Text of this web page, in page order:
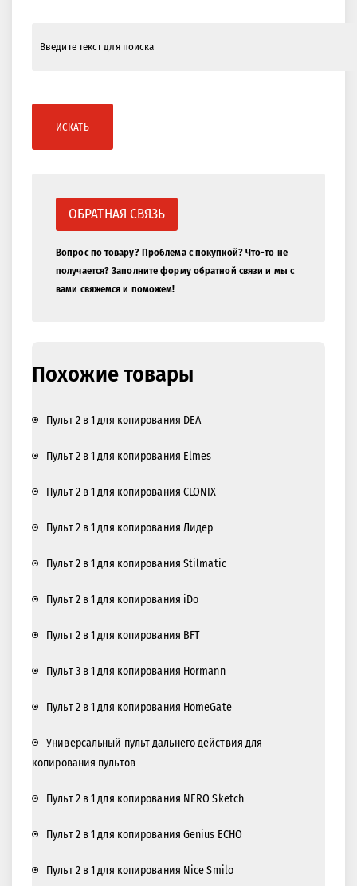
ИСКАТЬ
ОБРАТНАЯ СВЯЗЬ
Вопрос по товару? Проблема с покупкой? Что-то не
получается? Заполните форму обратной связи и мы с
вами свяжемся и поможем!
Похожие товары
Пульт 2 в 1 для копирования DEA
Пульт 2 в 1 для копирования Elmes
Пульт 2 в 1 для копирования CLONIX
Пульт 2 в 1 для копирования Лидер
Пульт 2 в 1 для копирования Stilmatic
Пульт 2 в 1 для копирования iDo
Пульт 2 в 1 для копирования BFT
Пульт 3 в 1 для копирования Hormann
Пульт 2 в 1 для копирования HomeGate
Универсальный пульт дальнего действия для
копирования пультов
Пульт 2 в 1 для копирования NERO Sketch
Пульт 2 в 1 для копирования Genius ECHO
Пульт 2 в 1 для копирования Nice Smilo